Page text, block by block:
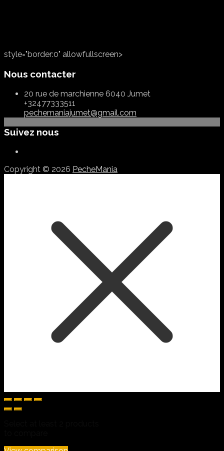
style="border:0" allowfullscreen>
Nous contacter
20 rue de marchienne 6040 Jumet
+32477333511
pechemaniajumet@gmail.com
Suivez nous
Copyright © 2026 PecheMania